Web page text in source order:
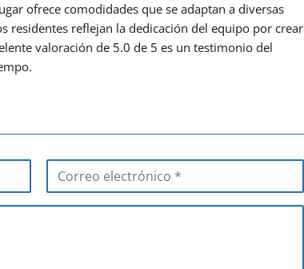
ofrece comodidades que se adaptan a diversas
residentes reflejan la dedicación del equipo por crear
valoración de 5.0 de 5 es un testimonio del